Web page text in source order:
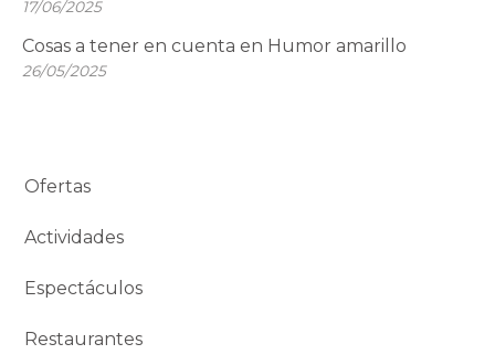
17/06/2025
Cosas a tener en cuenta en Humor amarillo
26/05/2025
Ofertas
Actividades
Espectáculos
Restaurantes